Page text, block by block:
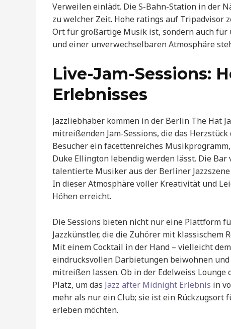
Verweilen einlädt. Die S-Bahn-Station in der
zu welcher Zeit. Hohe ratings auf Tripadvisor
Ort für großartige Musik ist, sondern auch für
und einer unverwechselbaren Atmosphäre
Live-Jam-Sessions:
Erlebnisses
Jazzliebhaber kommen in der Berlin The Hat
mitreißenden Jam-Sessions, die das
Besucher ein facettenreiches
Duke Ellington lebendig werden lässt. Die
talentierte Musiker aus der Berliner
In dieser Atmosphäre voller Kreativität und
Höhen erreicht.
Die Sessions bieten nicht nur eine Plattform
Jazzkünstler, die die Zuhörer mit
Mit einem Cocktail in der Hand – vielleicht
eindrucksvollen Darbietungen beiwohnen
mitreißen lassen. Ob in der Edelweiss
Platz, um das Jazz after Midnight Erlebnis in
mehr als nur ein Club; sie ist ein Rückzugsort
erleben möchten.